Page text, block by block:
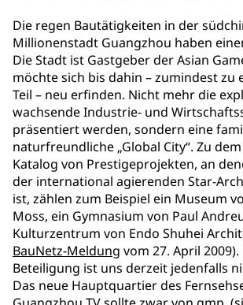
Die regen Bautätigkeiten in der
Millionenstadt Guangzhou haben
Die Stadt ist Gastgeber der Asian
möchte sich bis dahin – zumindest zu
Teil – neu erfinden. Nicht mehr die
wachsende Industrie- und
präsentiert werden, sondern eine
naturfreundliche „Global City“. Zu
Katalog von Prestigeprojekten, an
der international agierenden Star-
ist, zählen zum Beispiel ein Museum
Moss, ein Gymnasium von Paul
Kulturzentrum von Endo Shuhei
BauNetz-Meldung vom 27. April
Beteiligung ist uns derzeit jedenfalls
Das neue Hauptquartier des